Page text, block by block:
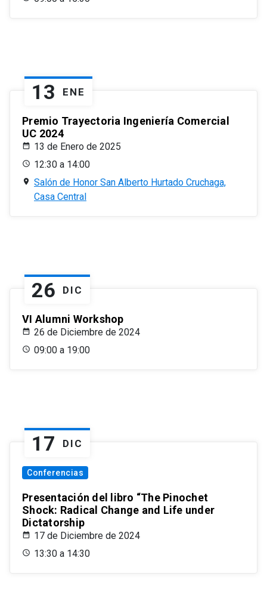
13 ENE
Premio Trayectoria Ingeniería Comercial
UC 2024
13 de Enero de 2025
12:30 a 14:00
Salón de Honor San Alberto Hurtado Cruchaga,
Casa Central
26 DIC
VI Alumni Workshop
26 de Diciembre de 2024
09:00 a 19:00
17 DIC
Conferencias
Presentación del libro “The Pinochet
Shock: Radical Change and Life under
Dictatorship
17 de Diciembre de 2024
13:30 a 14:30